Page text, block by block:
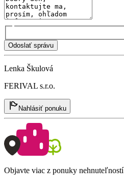
Odoslať správu
Lenka Škulová
FERIVAL s.r.o.
Nahlásiť ponuku
Objavte viac z ponuky nehnuteľností